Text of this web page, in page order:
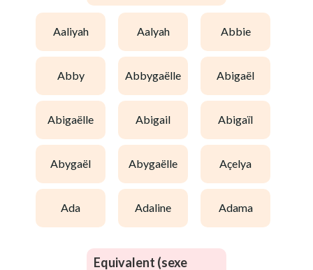
aaliyah aalyah abbie
abby abbygaëlle abigaël
abigaëlle abigail abigaïl
abygaël abygaëlle açelya
ada adaline adama
Equivalent (sexe